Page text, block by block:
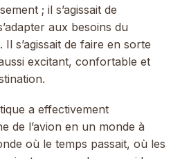
; il s’agissait de
aux besoins du
s’agissait de faire en sorte
excitant, confortable et
a effectivement
de l’avion en un monde à
où le temps passait, où les